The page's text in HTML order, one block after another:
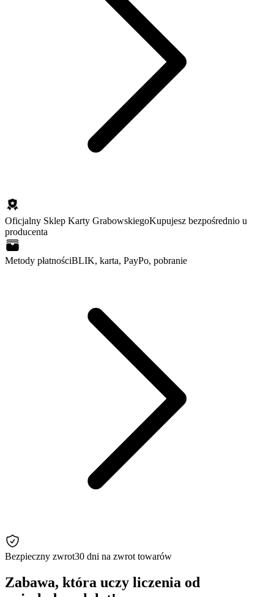
Oficjalny Sklep Karty GrabowskiegoKupujesz bezpośrednio u
producenta
Metody płatnościBLIK, karta, PayPo, pobranie
Bezpieczny zwrot30 dni na zwrot towarów
Zabawa, która uczy liczenia od